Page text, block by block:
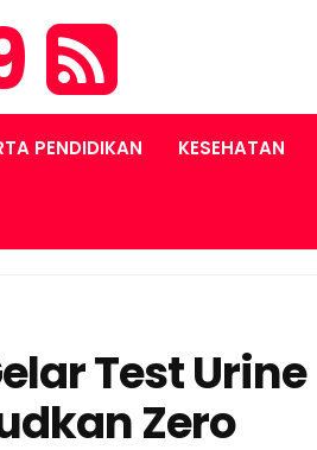
PENDIDIKAN KESEHATAN
Test Urine
Zero